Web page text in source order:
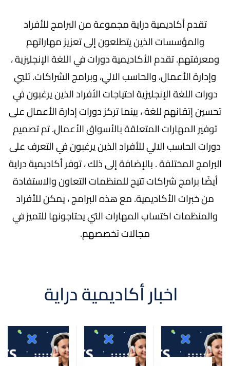
تقدم أكاديمية دراية مجموعة من البرامج للأفراد
والمؤسسات الذين يتطلعون إلى تعزيز مهاراتهم
ومعرفتهم. تقدم الأكاديمية دورات في اللغة الإنجليزية ،
وإدارة الأعمال، والحاسب الالي، وبرامج الشراكات. تلبي
دورات اللغة الإنجليزية احتياجات الأفراد الذين يرغبون في
تحسين إتقانهم للغة ، بينما تركز دورات إدارة الأعمال على
توفير المهارات المتعلقة بالأسواق الأعمال. تم تصميم
دورات الحاسب الالي للأفراد الذين يرغبون في التعرف على
البرامج المختلفة . بالإضافة إلى ذلك ، توفر أكاديمية دراية
أيضًا برامج شراكات تتيح للمنظمات التعاون والاستفادة
من خبرات الأكاديمية. مع هذه البرامج ، يمكن للأفراد
والمنظمات اكتساب المهارات التي يحتاجونها للتميز في
مجالات تخصصهم.
اخبار أكاديمية دراية